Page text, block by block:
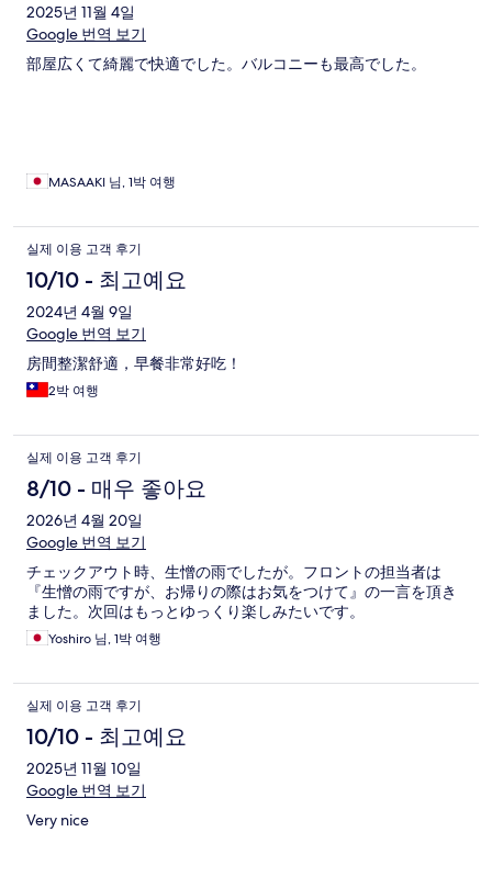
2025년 11월 4일
Google 번역 보기
部屋広くて綺麗で快適でした。バルコニーも最高でした。
MASAAKI 님, 1박 여행
실제 이용 고객 후기
10/10 - 최고예요
2024년 4월 9일
Google 번역 보기
房間整潔舒適，早餐非常好吃！
2박 여행
실제 이용 고객 후기
8/10 - 매우 좋아요
2026년 4월 20일
Google 번역 보기
チェックアウト時、生憎の雨でしたが。フロントの担当者は
『生憎の雨ですが、お帰りの際はお気をつけて』の一言を頂き
ました。次回はもっとゆっくり楽しみたいです。
Yoshiro 님, 1박 여행
실제 이용 고객 후기
10/10 - 최고예요
2025년 11월 10일
Google 번역 보기
Very nice